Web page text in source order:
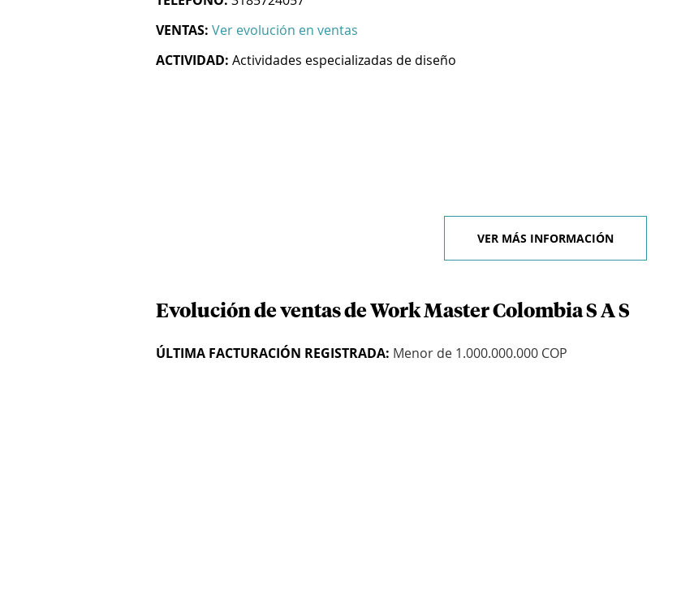
VENTAS: Ver evolución en ventas
ACTIVIDAD: Actividades especializadas de diseño
VER MÁS INFORMACIÓN
Evolución de ventas de Work Master Colombia S A S
ÚLTIMA FACTURACIÓN REGISTRADA: Menor de 1.000.000.000 COP